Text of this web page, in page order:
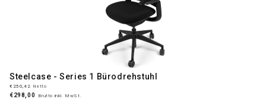
Steelcase - Series 1 Bürodrehstuhl
€250,42 Netto
€298,00 Brutto inkl. MwSt.